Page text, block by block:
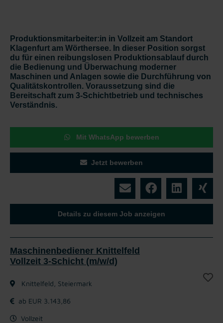
Produktionsmitarbeiter:in in Vollzeit am Standort
Klagenfurt am Wörthersee. In dieser Position sorgst
du für einen reibungslosen Produktionsablauf durch
die Bedienung und Überwachung moderner
Maschinen und Anlagen sowie die Durchführung von
Qualitätskontrollen. Voraussetzung sind die
Bereitschaft zum 3-Schichtbetrieb und technisches
Verständnis.
Mit WhatsApp bewerben
Jetzt bewerben
Details zu diesem Job anzeigen
Maschinenbediener Knittelfeld
Vollzeit 3-Schicht (m/w/d)
Knittelfeld, Steiermark
ab EUR 3.143,86
Vollzeit